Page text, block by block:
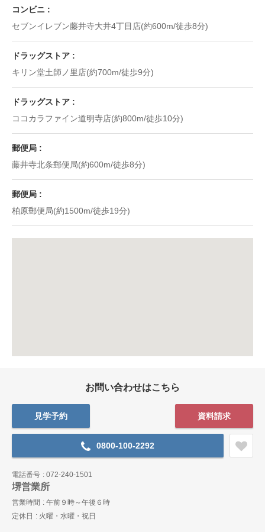
コンビニ
セブンイレブン藤井寺大井4丁目店(約600m/徒歩8分)
ドラッグストア
キリン堂土師ノ里店(約700m/徒歩9分)
ドラッグストア
ココカラファイン道明寺店(約800m/徒歩10分)
郵便局
藤井寺北条郵便局(約600m/徒歩8分)
郵便局
柏原郵便局(約1500m/徒歩19分)
お問い合わせはこちら
見学予約 資料請求
0800-100-2292
電話番号 072-240-1501
堺営業所
営業時間
午前９時～午後６時
定休日
火曜・水曜・祝日